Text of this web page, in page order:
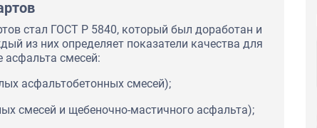
стал ГОСТ Р 5840, который был доработан и
из них определяет показатели качества для
асфальта смесей:
асфальтобетонных смесей);
смесей и щебеночно-мастичного асфальта);